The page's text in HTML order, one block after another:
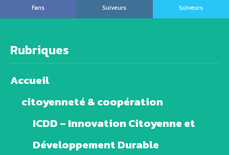
Fans
Suiveurs
Suiveurs
Rubriques
Accueil
citoyenneté & coopération
ICDD – Innovation Citoyenne et
Développement Durable